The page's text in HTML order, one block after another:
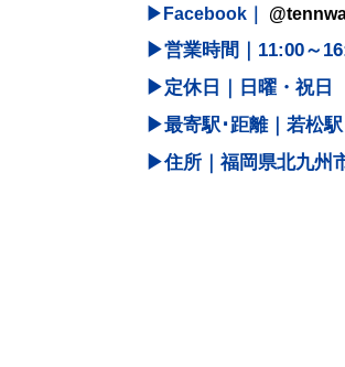
▶︎Facebook
▶︎営業時間｜11:00～
▶︎定休日｜日曜・祝日
▶︎最寄駅･距離｜若松
▶︎住所｜福岡県北九州